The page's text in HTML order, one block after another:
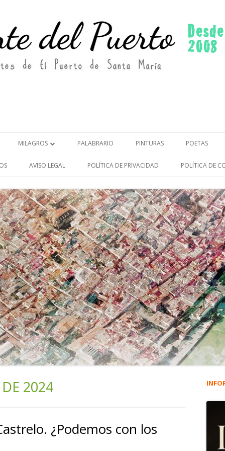
MILAGROS
MILAGROS (2)
PALABRARIO PINTURAS POETAS
AVISO LEGAL POLÍTICA DE PRIVACIDAD POLÍTICA DE
2024
¿Podemos con los